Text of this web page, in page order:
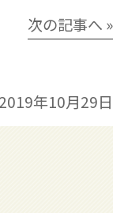
次の記事へ »
2019年10月29日